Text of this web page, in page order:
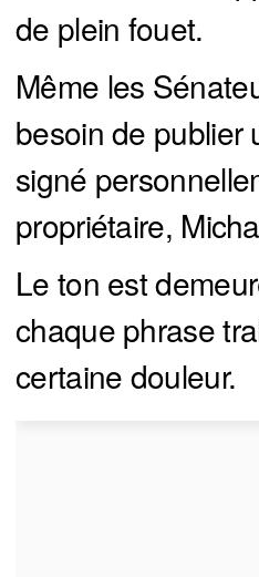
de plein fouet.
Même les
besoin de publier
signé
propriétaire,
Le ton est
chaque phrase
certaine douleur.